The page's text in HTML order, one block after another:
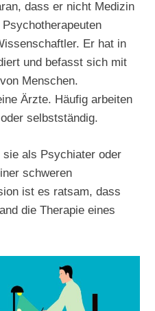
dass er nicht Medizin
Er hat in
und befasst sich mit
Menschen.
Ärzte. Häufig arbeiten
selbstständig.
als Psychiater oder
schweren
ist es ratsam, dass
die Therapie eines